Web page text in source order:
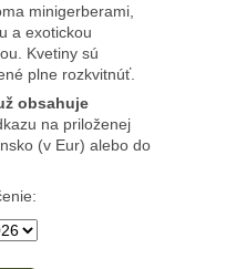
minigerberami,
a exotickou
Kvetiny sú
plne rozkvitnúť.
obsahuje
na priloženej
(v Eur) alebo do